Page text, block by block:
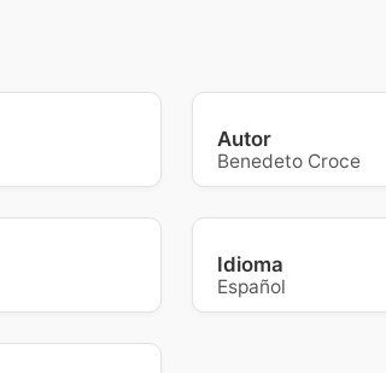
Autor
Benedeto Croce
Idioma
Español